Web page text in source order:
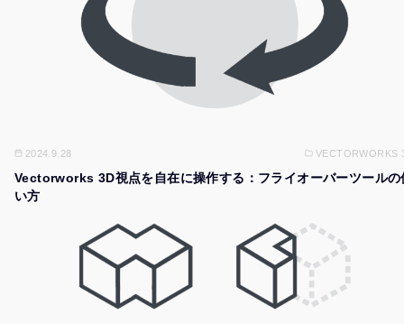
2024.9.28 VECTORWORKS
Vectorworks 3D視点を自在に操作する：フライオーバーツールの
い方